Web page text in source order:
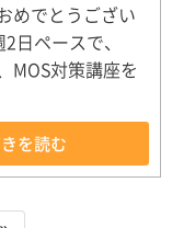
でとうござい
日ペースで、
MOS対策講座を
を読む